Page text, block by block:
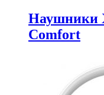
Наушники
Comfort